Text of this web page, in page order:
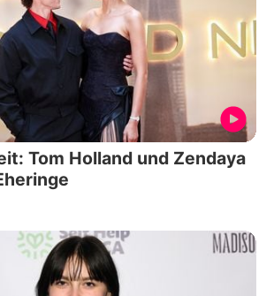
Tom Holland und Zendaya